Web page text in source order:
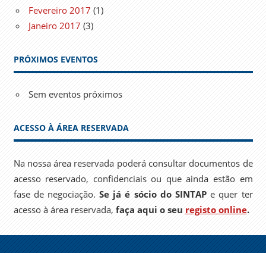
Fevereiro 2017 (1)
Janeiro 2017 (3)
PRÓXIMOS EVENTOS
Sem eventos próximos
ACESSO À ÁREA RESERVADA
Na nossa área reservada poderá consultar documentos de
acesso reservado, confidenciais ou que ainda estão em
fase de negociação.Se já é sócio do SINTAPe quer ter
acesso à área reservada, faça aqui o seu registo online.